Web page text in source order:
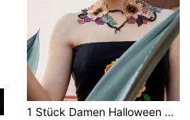
1 Stück Damen Halloween Party Stirnband Cosplay Kostüm Accessoire, Polyester Stoff Mehrfarbige Rosenblumen Stirnband, Schönheit, Zuhause, Haar Accessoires